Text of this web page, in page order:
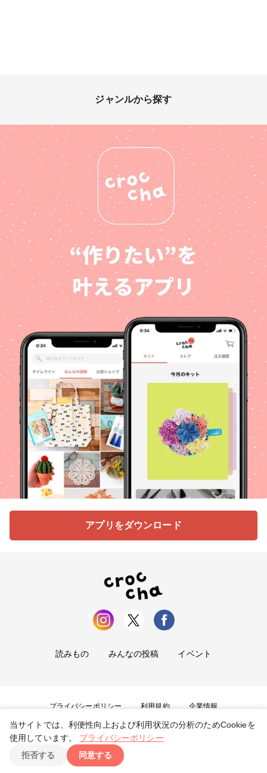
ジャンルから探す
アプリをダウンロード
読みもの みんなの投稿 イベント
プライバシーポリシー 利用規約 企業情報
お問い合わせ
Copyright ©2026tryangle Co., Ltd. All Rights Reserved.
当サイトでは、利便性向上および利用状況の分析のためCookieを
使用しています。
プライバシーポリシー
拒否する
同意する